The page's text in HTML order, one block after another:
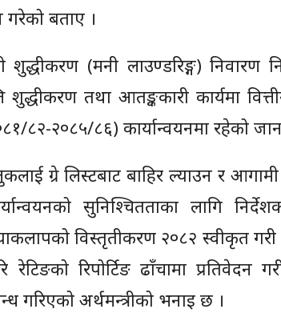
बताए ।
शुद्धीकरण (मनी लाउण्डरिङ्ग) निवारण
तथा आतङ्ककारी कार्यमा
८२-२०८५/८६) कार्यान्वयनमा रहेको
ग्रे लिस्टबाट बाहिर ल्याउन र
सुनिश्चितताका लागि
विस्तृतीकरण २०८२ स्वीकृत
रेटिङको रिपोर्टिङ ढाँचामा
गरिएको अर्थमन्त्रीको भनाइ छ ।